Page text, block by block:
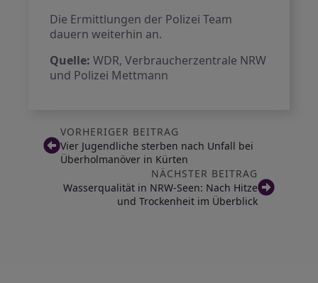
Die Ermittlungen der Polizei Team
dauern weiterhin an.
Quelle: WDR, Verbraucherzentrale NRW
und Polizei Mettmann
VORHERIGER BEITRAG
Vier Jugendliche sterben nach Unfall bei
Überholmanöver in Kürten
NÄCHSTER BEITRAG
Wasserqualität in NRW-Seen: Nach Hitze
und Trockenheit im Überblick